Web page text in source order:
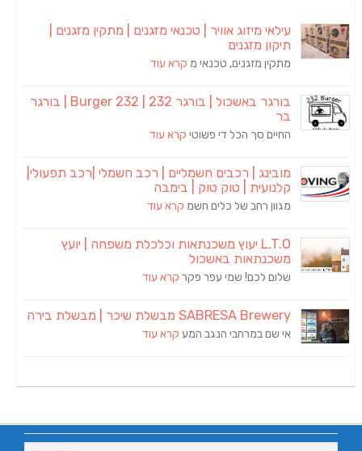
עילאי מיזוג אוויר | טכנאי מזגנים | מתקין מזגנים |
תיקון מזגנים
מתקין מזגנים, טכנאי מקרא עוד
בורגר באשכול | בורגר 232 | Burger 232 | בורגר
בר
החיים סך הכל די פשוטיקרא עוד
מובינג | רכבים חשמליים | רכב חשמלי |רכב תפעולי|
קלנועית | טוק טוק | בימבה
מגוון רחב של כלים חשמקרא עוד
L.T.O יעוץ משכנתאות וכלכלת משפחה | יועץ
משכנתאות באשכול
שלום לכם! שמי עפר פקרקרא עוד
SABRESA Brewery מבשלת שיכר | מבשלת בירה
אי שם במרחבי הנגב המעקרא עוד